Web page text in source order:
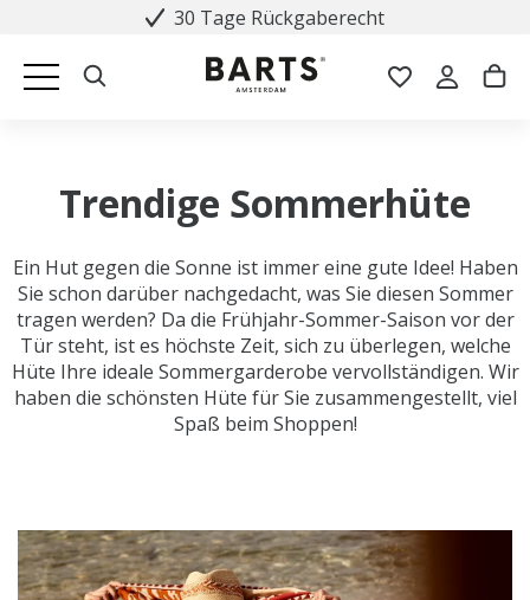
30 Tage Rückgaberecht
Trendige Sommerhüte
Ein Hut gegen die Sonne ist immer eine gute Idee! Haben
Sie schon darüber nachgedacht, was Sie diesen Sommer
tragen werden? Da die Frühjahr-Sommer-Saison vor der
Tür steht, ist es höchste Zeit, sich zu überlegen, welche
Hüte Ihre ideale Sommergarderobe vervollständigen. Wir
haben die schönsten Hüte für Sie zusammengestellt, viel
Spaß beim Shoppen!